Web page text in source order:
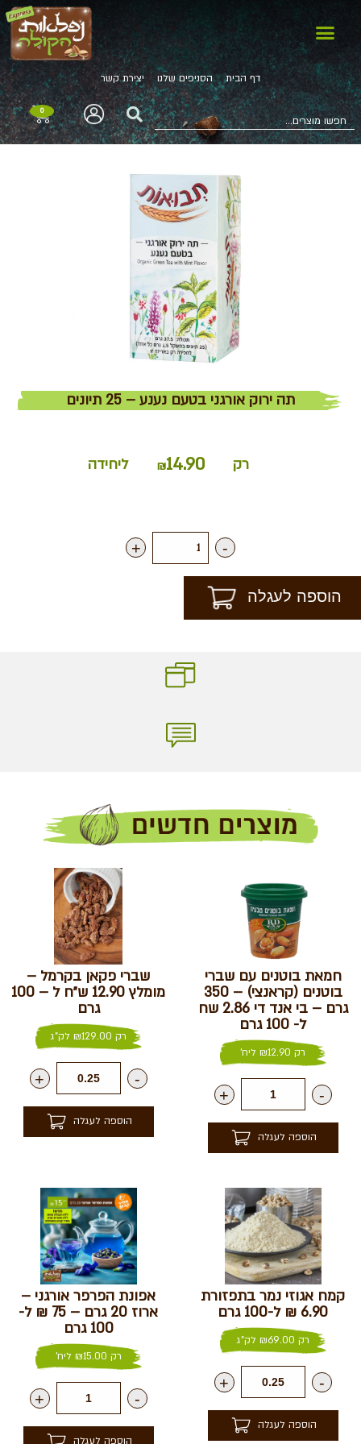
דף הבית הסניפים שלנו יצירת קשר
0
תה ירוק אורגני בטעם נענע – 25 תיונים
רק ₪14.90 ליחידה
-
+
הוספה לעגלה
חמאת בוטנים עם שברי
בוטנים (קראנצי) – 350
גרם – בי אנד די 2.86 שח
ל- 100 גרם
רק ₪12.90 ליח'
-
+
הוספה לעגלה
שברי פקאן בקרמל –
מומלץ 12.90 ש״ח ל – 100
גרם
רק ₪129.00 לק"ג
-
+
הוספה לעגלה
קמח אגוזי נמר בתפזורת
6.90 ₪ ל-100 גרם
רק ₪69.00 לק"ג
-
+
הוספה לעגלה
אפונת הפרפר אורגני –
ארוז 20 גרם – 75 ₪ ל-
100 גרם
רק ₪15.00 ליח'
-
+
הוספה לעגלה